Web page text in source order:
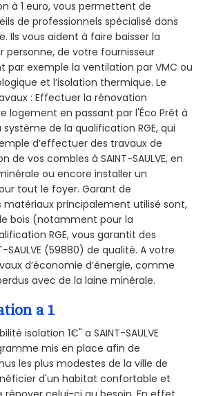
à 1 euro, vous permettent de
de professionnels spécialisé dans
Ils vous aident à faire baisser la
personne, de votre fournisseur
par exemple la ventilation par VMC ou
et l’isolation thermique. Le
: Effectuer la rénovation
logement en passant par l'Éco Prêt à
système de la qualification RGE, qui
d’effectuer des travaux de
de vos combles à SAINT-SAULVE, en
ou encore installer un
tout le foyer. Garant de
matériaux principalement utilisé sont,
bois (notamment pour la
RGE, vous garantit des
SAULVE (59880) de qualité. A votre
d’économie d’énergie, comme
avec de la laine minérale.
a 1
isolation 1€" a SAINT-SAULVE
mis en place afin de
les plus modestes de la ville de
d'un habitat confortable et